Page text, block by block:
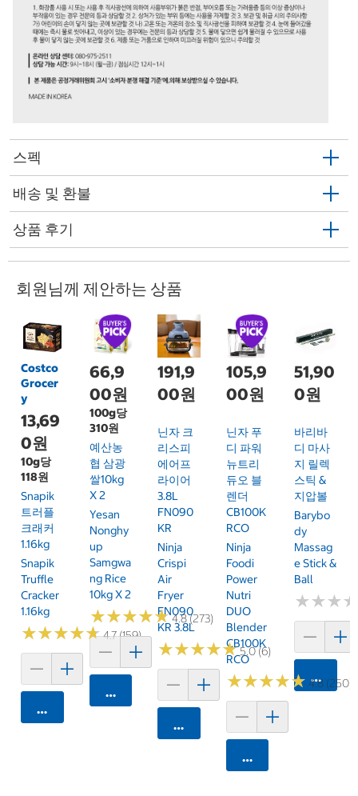
스펙
배송 및 환불
상품 후기
회원님께 제안하는 상품
Costco
Grocer
y
13,69
0원
10g당
118원
Snapik
트러플
크래커
1.16kg
Snapik
Truffle
Cracker
1.16kg
★★★★★
★★★★★4.7 (159)
카트에 담기
66,9
00원
100g당
310원
예산농
협 삼광
쌀10kg
X 2
Yesan
Nonghy
Up
Samgwa
Ng Rice
10kg X 2
★★★★★
★★★★★4.8 (273)
카트에 담기
191,9
00원
닌자 크
리스피
에어프
라이어
3.8L
FN090
KR
Ninja
Crispi
Air
Fryer
FN090
KR 3.8L
★★★★★
★★★★★5.0 (6)
카트에 담기
105,9
00원
닌자 푸
디 파워
뉴트리
듀오 블
렌더
CB100K
RCO
Ninja
Foodi
Power
Nutri
DUO
Blender
CB100K
RCO
★★★★★
★★★★★ 4.8 (250)
카트에 담기
51,90
0원
바리바
디 마사
지 릴렉
스틱 &
지압볼
Barybo
Dy
Massag
E Stick &
Ball
★★★
★★★
카트에